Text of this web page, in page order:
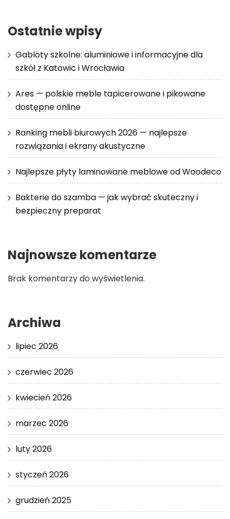
Ostatnie wpisy
Gabloty szkolne: aluminiowe i informacyjne dla
szkół z Katowic i Wrocławia
Ares — polskie meble tapicerowane i pikowane
dostępne online
Ranking mebli biurowych 2026 — najlepsze
rozwiązania i ekrany akustyczne
Najlepsze płyty laminowane meblowe od Woodeco
Bakterie do szamba — jak wybrać skuteczny i
bezpieczny preparat
Najnowsze komentarze
Brak komentarzy do wyświetlenia.
Archiwa
lipiec 2026
czerwiec 2026
kwiecień 2026
marzec 2026
luty 2026
styczeń 2026
grudzień 2025